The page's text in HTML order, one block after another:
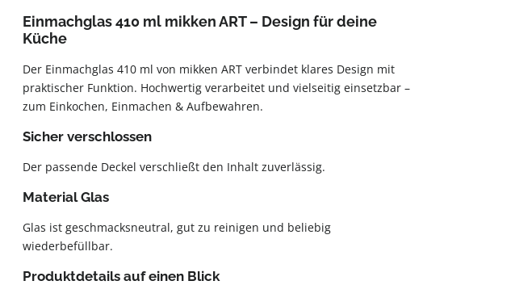
Einmachglas 410 ml mikken ART – Design für deine
Küche
Der Einmachglas 410 ml von mikken ART verbindet klares Design mit
praktischer Funktion. Hochwertig verarbeitet und vielseitig einsetzbar –
zum Einkochen, Einmachen & Aufbewahren.
Sicher verschlossen
Der passende Deckel verschließt den Inhalt zuverlässig.
Material Glas
Glas ist geschmacksneutral, gut zu reinigen und beliebig
wiederbefüllbar.
Produktdetails auf einen Blick